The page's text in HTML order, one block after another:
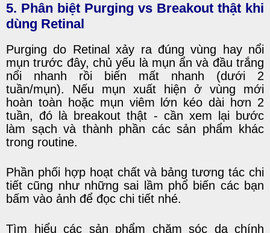
5. Phân biệt Purging vs Breakout thật khi
dùng Retinal
Purging do Retinal xảy ra đúng vùng hay nổi
mụn trước đây, chủ yếu là mụn ẩn và đầu trắng
nổi nhanh rồi biến mất nhanh (dưới 2
tuần/mụn). Nếu mụn xuất hiện ở vùng mới
hoàn toàn hoặc mụn viêm lớn kéo dài hơn 2
tuần, đó là breakout thật - cần xem lại bước
làm sạch và thành phần các sản phẩm khác
trong routine.
Phần phối hợp hoạt chất và bảng tương tác chi
tiết cũng như những sai lầm phổ biến các bạn
bấm vào ảnh để đọc chi tiết nhé.
Tìm hiểu các sản phẩm chăm sóc da chính